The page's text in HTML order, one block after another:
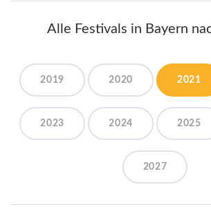
Alle Festivals in Bayern
2019 2020 2021
2023 2024 2025
2027